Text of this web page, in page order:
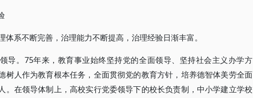
体系不断完善，治理能力不断提高，治理经验日渐丰富。
导。75年来，教育事业始终坚持党的全面领导、坚持社会主义办学方
树人作为教育根本任务，全面贯彻党的教育方针，培养德智体美劳全面
。在领导体制上，高校实行党委领导下的校长负责制，中小学建立学校